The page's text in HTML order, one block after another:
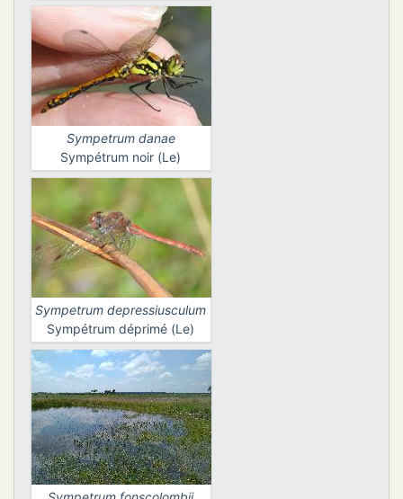
Sympetrum danae
Sympétrum noir (Le)
Sympetrum depressiusculum
Sympétrum déprimé (Le)